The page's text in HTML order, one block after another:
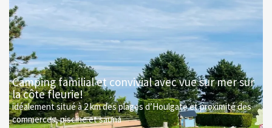
Camping familial et convivial avec vue sur mer sur
la côte fleurie!
idéalement situé à 2 km des plages d’Houlgate et proximité des
commerces, piscine et sauna